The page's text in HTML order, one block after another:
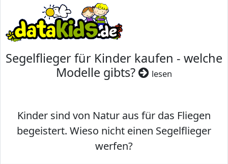
Segelflieger für Kinder kaufen - welche
Modelle gibts?
lesen
Kinder sind von Natur aus für das Fliegen
begeistert. Wieso nicht einen Segelflieger
werfen?